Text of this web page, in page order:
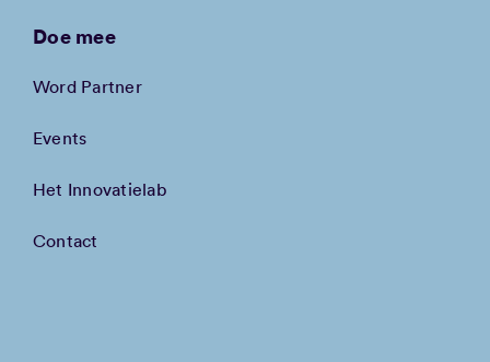
Doe mee
Word Partner
Events
Het Innovatielab
Contact